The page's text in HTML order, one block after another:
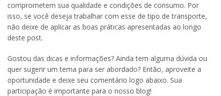
comprometem sua qualidade e condições de consumo. Por
isso, se você deseja trabalhar com esse de tipo de transporte,
não deixe de aplicar as boas práticas apresentadas ao longo
deste post.
Gostou das dicas e informações? Ainda tem alguma dúvida ou
quer sugerir um tema para ser abordado? Então, aproveite a
oportunidade e deixe seu comentário logo abaixo. Sua
participação é importante para o nosso blog!